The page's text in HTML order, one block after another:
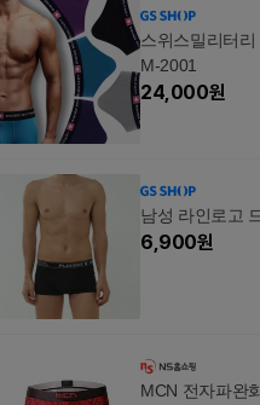
스위스밀리터
M-2001
24,000원
남성 라인로고
6,900원
MCN 전자파완